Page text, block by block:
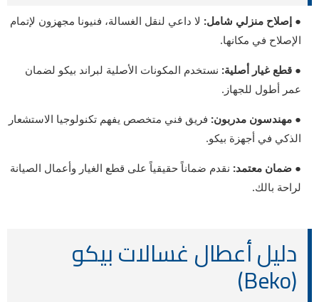
● إصلاح منزلي شامل: لا داعي لنقل الغسالة، فنيونا مجهزون لإتمام
الإصلاح في مكانها.
● قطع غيار أصلية: نستخدم المكونات الأصلية لبراند بيكو لضمان
عمر أطول للجهاز.
● مهندسون مدربون: فريق فني متخصص يفهم تكنولوجيا الاستشعار
الذكي في أجهزة بيكو.
● ضمان معتمد: نقدم ضماناً حقيقياً على قطع الغيار وأعمال الصيانة
لراحة بالك.
دليل أعطال غسالات بيكو
(Beko)